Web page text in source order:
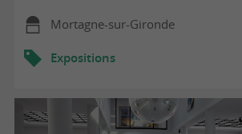
Mortagne-sur-Gironde
Expositions